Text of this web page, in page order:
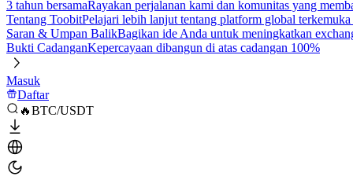
3 tahun bersamaRayakan perjalanan kami dan komunitas yang
Tentang ToobitPelajari lebih lanjut tentang platform global terkemuka
Saran & Umpan BalikBagikan ide Anda untuk meningkatkan
Bukti CadanganKepercayaan dibangun di atas cadangan 100%
Masuk
Daftar
🔥BTC/USDT